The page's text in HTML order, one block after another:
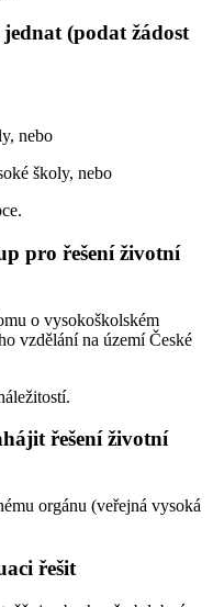
(podat žádost
nebo
školy, nebo
pro řešení životní
o vysokoškolském
vzdělání na území České
řešení životní
orgánu (veřejná vysoká
řešit